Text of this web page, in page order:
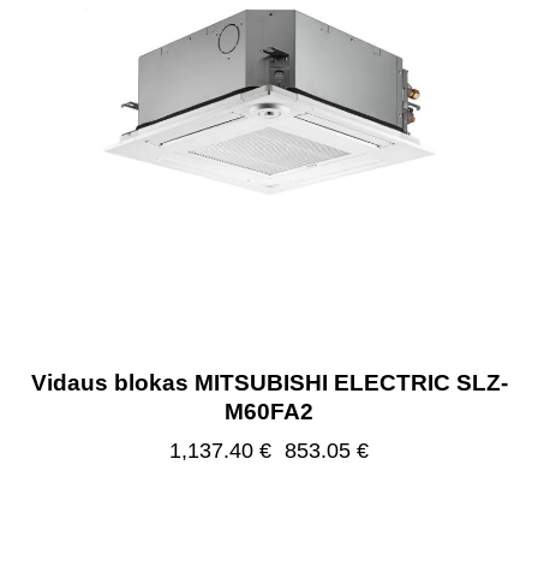
Vidaus blokas MITSUBISHI ELECTRIC SLZ-
M60FA2
1,137.40 € 853.05 €